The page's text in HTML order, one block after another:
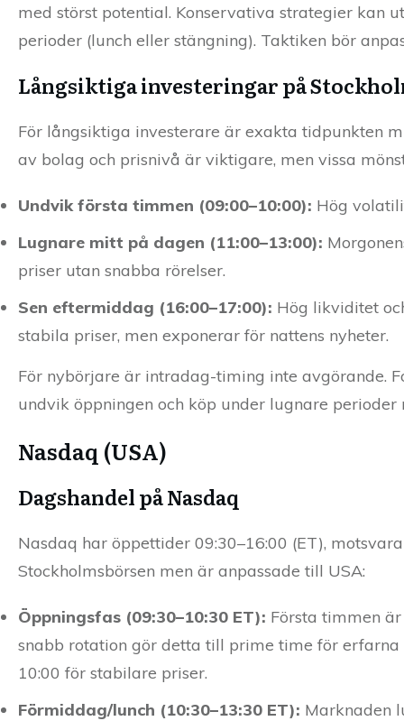
med störst potential. Konservativa strategier kan
perioder (lunch eller stängning). Taktiken bör
Långsiktiga investeringar på
För långsiktiga investerare är exakta tidpunkten
av bolag och prisnivå är viktigare, men vissa
Undvik första timmen (09:00–10:00): Hög
Lugnare mitt på dagen (11:00–13:00):
priser utan snabba rörelser.
Sen eftermiddag (16:00–17:00): Hög likviditet
stabila priser, men exponerar för nattens nyheter.
För nybörjare är intradag-timing inte avgörande.
undvik öppningen och köp under lugnare
Nasdaq (USA)
Dagshandel på Nasdaq
Nasdaq har öppettider 09:30–16:00 (ET),
Stockholmsbörsen men är anpassade till USA:
Öppningsfas (09:30–10:30 ET): Första timmen
snabb rotation gör detta till prime time för
10:00 för stabilare priser.
Förmiddag/lunch (10:30–13:30 ET): Marknaden